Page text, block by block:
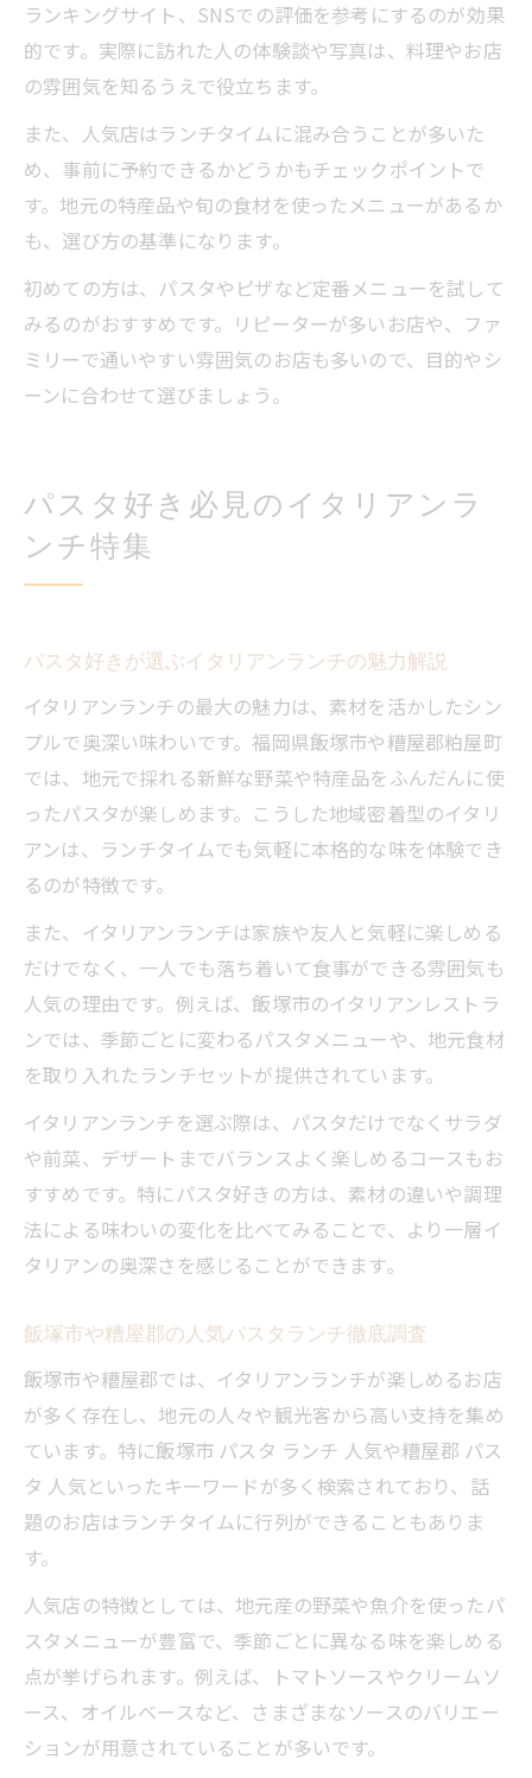
ランキングサイト、SNSでの評価を参考にするのが効果
的です。実際に訪れた人の体験談や写真は、料理やお店
の雰囲気を知るうえで役立ちます。
また、人気店はランチタイムに混み合うことが多いた
め、事前に予約できるかどうかもチェックポイントで
す。地元の特産品や旬の食材を使ったメニューがあるか
も、選び方の基準になります。
初めての方は、パスタやピザなど定番メニューを試して
みるのがおすすめです。リピーターが多いお店や、ファ
ミリーで通いやすい雰囲気のお店も多いので、目的やシ
ーンに合わせて選びましょう。
パスタ好き必見のイタリアンラ
ンチ特集
パスタ好きが選ぶイタリアンランチの魅力解説
イタリアンランチの最大の魅力は、素材を活かしたシン
プルで奥深い味わいです。福岡県飯塚市や糟屋郡粕屋町
では、地元で採れる新鮮な野菜や特産品をふんだんに使
ったパスタが楽しめます。こうした地域密着型のイタリ
アンは、ランチタイムでも気軽に本格的な味を体験でき
るのが特徴です。
また、イタリアンランチは家族や友人と気軽に楽しめる
だけでなく、一人でも落ち着いて食事ができる雰囲気も
人気の理由です。例えば、飯塚市のイタリアンレストラ
ンでは、季節ごとに変わるパスタメニューや、地元食材
を取り入れたランチセットが提供されています。
イタリアンランチを選ぶ際は、パスタだけでなくサラダ
や前菜、デザートまでバランスよく楽しめるコースもお
すすめです。特にパスタ好きの方は、素材の違いや調理
法による味わいの変化を比べてみることで、より一層イ
タリアンの奥深さを感じることができます。
飯塚市や糟屋郡の人気パスタランチ徹底調査
飯塚市や糟屋郡では、イタリアンランチが楽しめるお店
が多く存在し、地元の人々や観光客から高い支持を集め
ています。特に飯塚市 パスタ ランチ 人気や糟屋郡 パス
タ 人気といったキーワードが多く検索されており、話
題のお店はランチタイムに行列ができることもありま
す。
人気店の特徴としては、地元産の野菜や魚介を使ったパ
スタメニューが豊富で、季節ごとに異なる味を楽しめる
点が挙げられます。例えば、トマトソースやクリームソ
ース、オイルベースなど、さまざまなソースのバリエー
ションが用意されていることが多いです。